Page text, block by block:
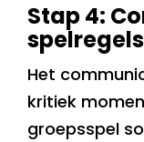
Stap 4:
Het
kritiek
groepsspel